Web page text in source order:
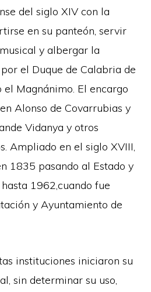
del siglo XIV con la
en su panteón, servir
y albergar la
el Duque de Calabria de
Magnánimo. El encargo
Alonso de Covarrubias y
Vidanya y otros
Ampliado en el siglo XVIII,
1835 pasando al Estado y
1962,cuando fue
y Ayuntamiento de
instituciones iniciaron su
sin determinar su uso,